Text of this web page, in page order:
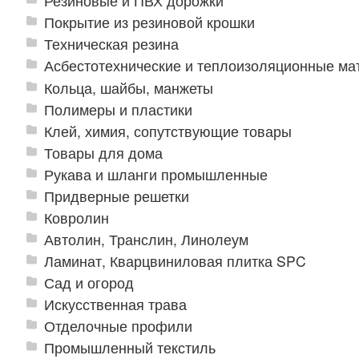
Покрытие из резиновой крошки
Техническая резина
Асбестотехнические и теплоизоляционные
Кольца, шайбы, манжеты
Полимеры и пластики
Клей, химия, сопутствующие товары
Товары для дома
Рукава и шланги промышленные
Придверные решетки
Ковролин
Автолин, Транслин, Линолеум
Ламинат, Кварцвиниловая плитка SPC
Сад и огород
Искусственная трава
Отделочные профили
Промышленный текстиль